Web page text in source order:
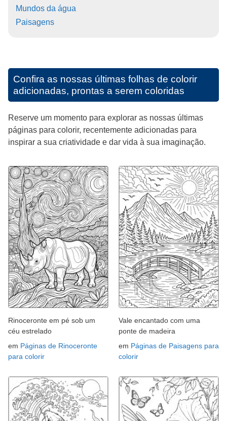
Mundos da água
Paisagens
Confira as nossas últimas folhas de colorir
adicionadas, prontas a serem coloridas
Reserve um momento para explorar as nossas últimas
páginas para colorir, recentemente adicionadas para
inspirar a sua criatividade e dar vida à sua imaginação.
Rinoceronte em pé sob um
céu estrelado
em Páginas de Rinoceronte
para colorir
Vale encantado com uma
ponte de madeira
em Páginas de Paisagens para
colorir